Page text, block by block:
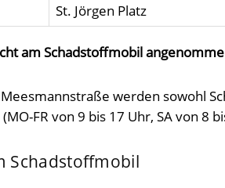
St. Jörgen Platz
am Schadstoffmobil
werden sowohl
FR von 9 bis 17 Uhr, SA von 8
Schadstoffmobil